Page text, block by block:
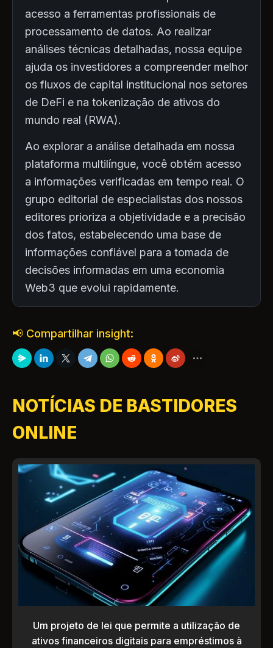
acesso a ferramentas profissionais de
processamento de datos. Ao realizar
análises técnicas detalhadas, nossa equipe
ajuda os investidores a compreender melhor
os fluxos de capital institucional nos setores
de DeFi e na tokenização de ativos do
mundo real (RWA).
Ao explorar a análise detalhada em nossa
plataforma multilíngue, você obtém acesso
a informações verificadas em tempo real. O
grupo editorial de especialistas dos nossos
editores prioriza a objetividade e a precisão
dos fatos, estabelecendo uma base de
informações confiável para a tomada de
decisões informadas em uma economia
Web3 que evolui rapidamente.
📢 Compartilhar insight:
NOTÍCIAS DE BASTIDORES
ONLINE
Um projeto de lei que permite a utilização de
ativos financeiros digitais para empréstimos à